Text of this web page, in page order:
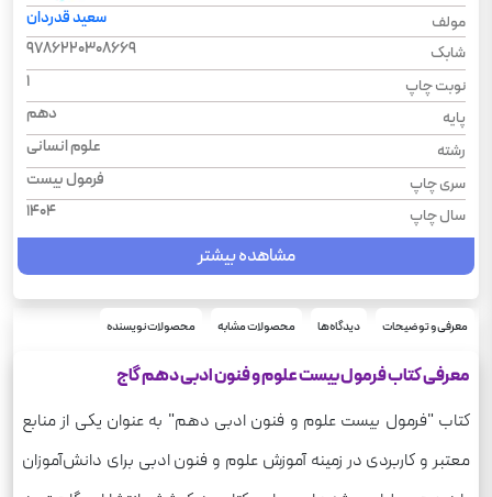
مولف
سعید قدردان
شابک
9786220308669
نوبت چاپ
1
پایه
دهم
رشته
علوم انسانی
سری چاپ
فرمول بیست
سال چاپ
1404
مشاهده بیشتر
معرفی و توضیحات دیدگاه‌ها محصولات مشابه محصولات نویسنده
معرفی کتاب فرمول بیست علوم و فنون ادبی دهم گاج
کتاب "فرمول بیست علوم و فنون ادبی دهم" به عنوان یکی از منابع
معتبر و کاربردی در زمینه آموزش علوم و فنون ادبی برای دانش‌آموزان